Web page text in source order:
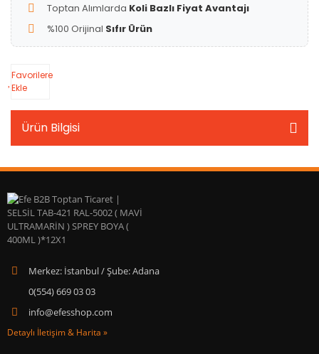
Toptan Alımlarda Koli Bazlı Fiyat Avantajı
%100 Orijinal Sıfır Ürün
Favorilere
Ekle
Ürün Bilgisi
Merkez: İstanbul / Şube: Adana
0(554) 669 03 03
info@efesshop.com
Detaylı İletişim & Harita »